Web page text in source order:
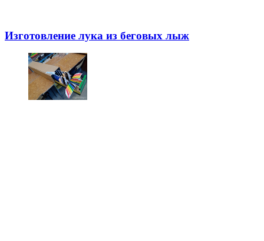
Изготовление лука из беговых лыж